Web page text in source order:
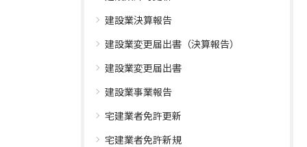
建設業決算報告
建設業変更届出書（決算報告）
建設業変更届出書
建設業事業報告
宅建業者免許更新
宅建業者免許新規